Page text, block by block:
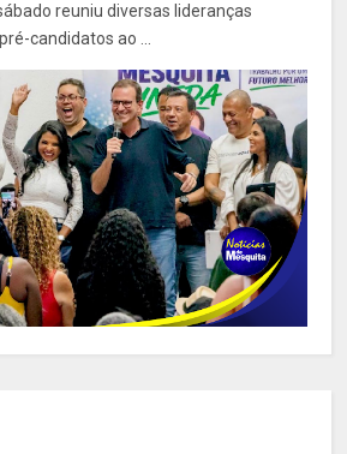
reuniu diversas lideranças
candidatos ao ...